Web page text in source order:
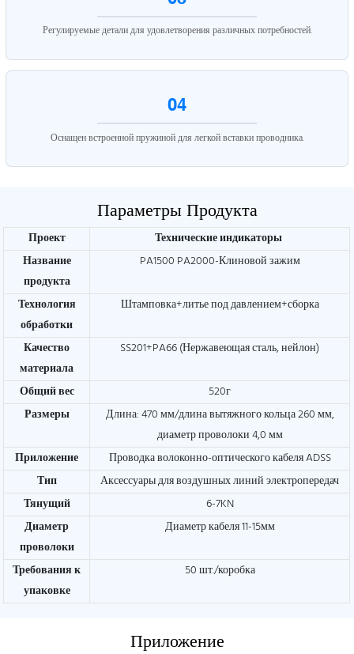
Регулируемые детали для удовлетворения различных потребностей.
04
Оснащен встроенной пружиной для легкой вставки проводника.
Параметры Продукта
Проект
Технические индикаторы
Название
продукта
PA1500 PA2000-Клиновой зажим
Технология
обработки
Штамповка+литье под давлением+сборка
Качество
материала
SS201+PA66 (Нержавеющая сталь, нейлон)
Общий вес
520г
Размеры
Длина: 470 мм/длина вытяжного кольца 260 мм,
диаметр проволоки 4,0 мм
Приложение
Проводка волоконно-оптического кабеля ADSS
Тип
Аксессуары для воздушных линий электропередач
Тянущий
6-7KN
Диаметр
проволоки
Диаметр кабеля 11-15мм
Требования к
упаковке
50 шт./коробка
Приложение